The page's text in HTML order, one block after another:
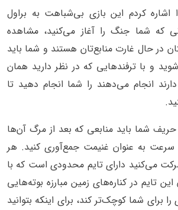
اشاره کردم این بازی بی‌شباهت به براول
که شما جنگ را آغاز می‌کنید، مشاهده
در حال غارت منابع‌تان هستند و شما باید
و با ترفند‌هایی که در نظر دارید همان
انجام می‌دهند را شما انجام دهید تا
شما باید منابعی که بعد از مرگ آن‌ها
به عنوان غنیمت جمع‌آوری کنید. هر
می‌کنید دارای تایم محدودی است که با
تایم در کناره‌‌های زمین مبارزه بوته‌هایی
برای شما کوچک‌تر کند، برای اینکه بتوانید